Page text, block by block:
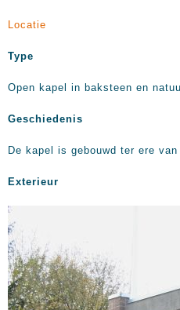
Locatie
Type
Open kapel in baksteen en
Geschiedenis
De kapel is gebouwd ter ere
Exterieur